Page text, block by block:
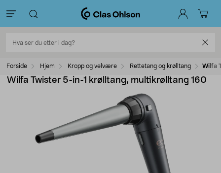
Forside Hjem Kropp og velvære Rettetang og krølltang Wilfa
Wilfa Twister 5-in-1 krølltang, multikrølltang 160